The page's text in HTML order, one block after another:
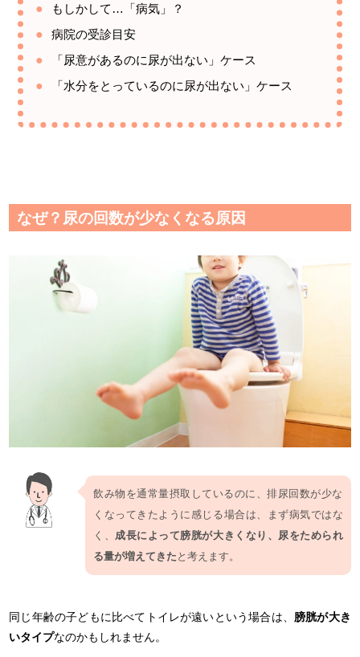
もしかして…「病気」？
病院の受診目安
「尿意があるのに尿が出ない」ケース
「水分をとっているのに尿が出ない」ケース
なぜ？尿の回数が少なくなる原因
飲み物を通常量摂取しているのに、排尿回数が少な
くなってきたように感じる場合は、まず病気ではな
く、成長によって膀胱が大きくなり、尿をためられ
る量が増えてきた と考えます。
同じ年齢の子どもに比べてトイレが遠いという場合は、 膀胱が大き
いタイプなのかもしれません。